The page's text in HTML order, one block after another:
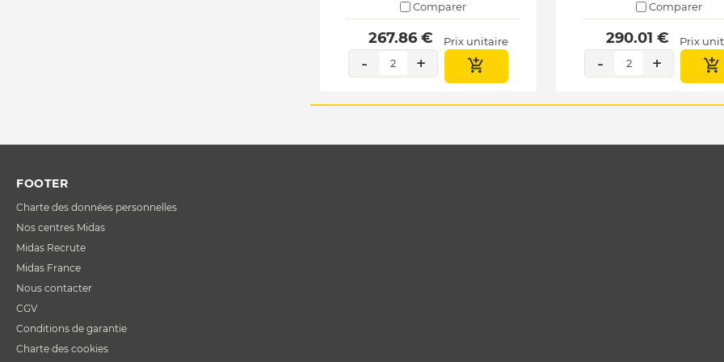
Comparer
267.86 € Prix unitaire
- 2 +
Comparer
290.01 € Prix
- 2 +
FOOTER
Charte des données personnelles
Nos centres Midas
Midas Recrute
Midas France
Nous contacter
CGV
Conditions de garantie
Charte des cookies